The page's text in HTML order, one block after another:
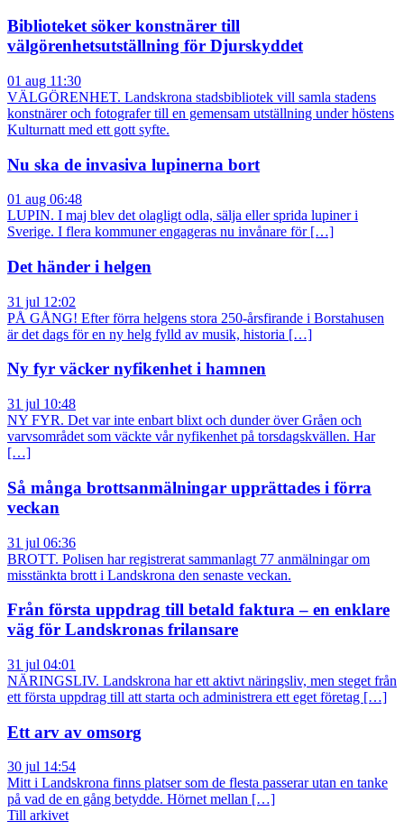
Biblioteket söker konstnärer till
välgörenhetsutställning för Djurskyddet
01 aug 11:30
VÄLGÖRENHET. Landskrona stadsbibliotek vill samla stadens
konstnärer och fotografer till en gemensam utställning under höstens
Kulturnatt med ett gott syfte.
Nu ska de invasiva lupinerna bort
01 aug 06:48
LUPIN. I maj blev det olagligt odla, sälja eller sprida lupiner i
Sverige. I flera kommuner engageras nu invånare för […]
Det händer i helgen
31 jul 12:02
PÅ GÅNG! Efter förra helgens stora 250-årsfirande i Borstahusen
är det dags för en ny helg fylld av musik, historia […]
Ny fyr väcker nyfikenhet i hamnen
31 jul 10:48
NY FYR. Det var inte enbart blixt och dunder över Gråen och
varvsområdet som väckte vår nyfikenhet på torsdagskvällen. Har
[…]
Så många brottsanmälningar upprättades i förra
veckan
31 jul 06:36
BROTT. Polisen har registrerat sammanlagt 77 anmälningar om
misstänkta brott i Landskrona den senaste veckan.
Från första uppdrag till betald faktura – en enklare
väg för Landskronas frilansare
31 jul 04:01
NÄRINGSLIV. Landskrona har ett aktivt näringsliv, men steget från
ett första uppdrag till att starta och administrera ett eget företag […]
Ett arv av omsorg
30 jul 14:54
Mitt i Landskrona finns platser som de flesta passerar utan en tanke
på vad de en gång betydde. Hörnet mellan […]
Till arkivet